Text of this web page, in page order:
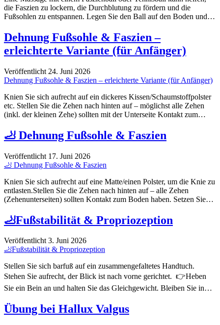
die Faszien zu lockern, die Durchblutung zu fördern und die
Fußsohlen zu entspannen. Legen Sie den Ball auf den Boden und…
Dehnung Fußsohle & Faszien –
erleichterte Variante (für Anfänger)
Veröffentlicht 24. Juni 2026
Dehnung Fußsohle & Faszien – erleichterte Variante (für Anfänger)
Knien Sie sich aufrecht auf ein dickeres Kissen/Schaumstoffpolster
etc. Stellen Sie die Zehen nach hinten auf – möglichst alle Zehen
(inkl. der kleinen Zehe) sollten mit der Unterseite Kontakt zum…
🦶 Dehnung Fußsohle & Faszien
Veröffentlicht 17. Juni 2026
🦶 Dehnung Fußsohle & Faszien
Knien Sie sich aufrecht auf eine Matte/einen Polster, um die Knie zu
entlasten.Stellen Sie die Zehen nach hinten auf – alle Zehen
(Zehenunterseiten) sollten Kontakt zum Boden haben. Setzen Sie…
🦶Fußstabilität & Propriozeption
Veröffentlicht 3. Juni 2026
🦶Fußstabilität & Propriozeption
Stellen Sie sich barfuß auf ein zusammengefaltetes Handtuch.
Stehen Sie aufrecht, der Blick ist nach vorne gerichtet. 👉Heben
Sie ein Bein an und halten Sie das Gleichgewicht. Bleiben Sie in…
Übung bei Hallux Valgus